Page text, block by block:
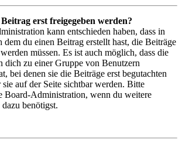
erst freigegeben werden?
kann entschieden haben, dass in
dem du einen Beitrag erstellt hast, die Beiträge
müssen. Es ist auch möglich, dass die
dich zu einer Gruppe von Benutzern
bei denen sie die Beiträge erst begutachten
auf der Seite sichtbar werden. Bitte
Board-Administration, wenn du weitere
benötigst.